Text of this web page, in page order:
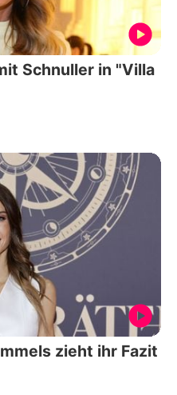
Schnuller in "Villa
zieht ihr Fazit